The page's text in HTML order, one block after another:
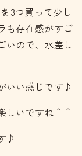
3つ買って少し
も存在感がすご
いので、水差し
いい感じです♪
しいですね＾＾
♪